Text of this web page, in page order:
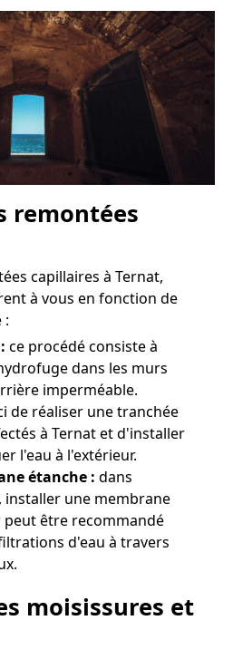
remontées
capillaires à Ternat,
à vous en fonction de
:
ce procédé consiste à
dans les murs
imperméable.
de réaliser une tranchée
à Ternat et d'installer
l'eau à l'extérieur.
étanche : dans
une membrane
être recommandé
d'eau à travers
moisissures et